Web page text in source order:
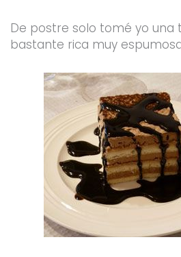
De postre solo tomé yo
bastante rica muy